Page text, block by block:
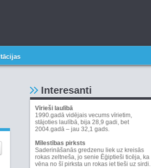
Interesanti
Vīrieši laulībā
1990.gadā vidējais vecums vīrietim,
stājoties laulībā, bija 28,9 gadi, bet
2004.gadā – jau 32,1 gads.
Mīlestības pirksts
Saderināšanās gredzenu liek uz kreisās
rokas zeltneša, jo senie Ēģiptieši ticēja, ka
vēna no šī pirksta un rokas iet tieši uz sirdi.